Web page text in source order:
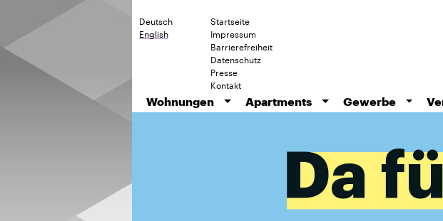
Deutsch
English
Startseite
Impressum
Barrierefreiheit
Datenschutz
Presse
Kontakt
Wohnungen
Apartments Gewerbe